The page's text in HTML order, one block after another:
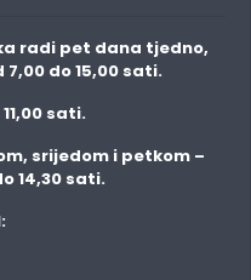
radi pet dana tjedno,
7,00 do 15,00 sati.
sati.
srijedom i petkom –
14,30 sati.